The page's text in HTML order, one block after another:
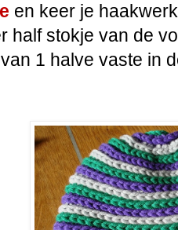
en keer je
half stokje van de
1 halve vaste in